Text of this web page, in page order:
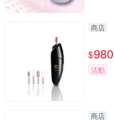
商店
$980
活動
商店